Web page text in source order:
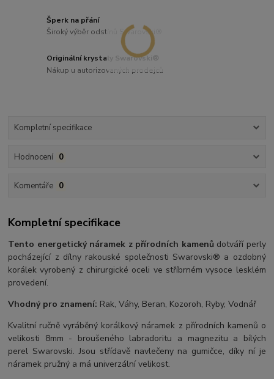
Šperk na přání
Široký výběr odstínů Swarovski®
Originální krystaly Swarovski®
Nákup u autorizovaných prodejců
Kompletní specifikace
Hodnocení 0
Komentáře 0
Kompletní specifikace
Tento energetický náramek z přírodních kamenů dotváří perly
pocházející z dílny rakouské společnosti Swarovski® a ozdobný
korálek vyrobený z chirurgické oceli ve stříbrném vysoce lesklém
provedení.
Vhodný pro znamení: Rak, Váhy, Beran, Kozoroh, Ryby, Vodnář
Kvalitní ručně vyráběný korálkový náramek z přírodních kamenů o
velikosti 8mm - broušeného labradoritu a magnezitu a bílých
perel Swarovski. Jsou střídavě navlečeny na gumičce, díky ní je
náramek pružný a má univerzální velikost.